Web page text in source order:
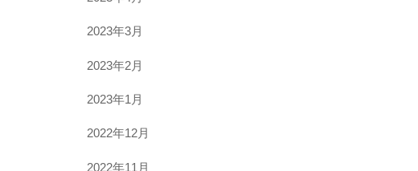
2023年3月
2023年2月
2023年1月
2022年12月
2022年11月